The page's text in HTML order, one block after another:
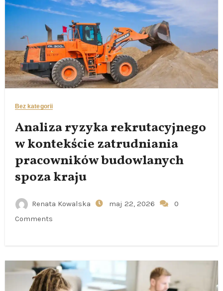
Bez kategorii
Analiza ryzyka rekrutacyjnego
w kontekście zatrudniania
pracowników budowlanych
spoza kraju
Renata Kowalska maj 22, 2026
0
Comments